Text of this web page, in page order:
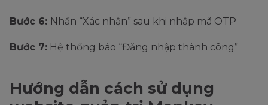
Bước 6: Nhấn “Xác nhận” sau khi nhập mã OTP
Bước 7: Hệ thống báo “Đăng nhập thành công”
Hướng dẫn cách sử dụng